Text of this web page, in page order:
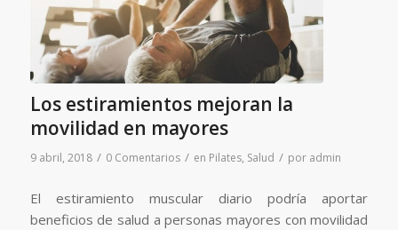
Los estiramientos mejoran la
movilidad en mayores
9 abril, 2018 / 0 Comentarios / en Pilates, Salud / por admin
El estiramiento muscular diario podría aportar
beneficios de salud a personas mayores con movilidad